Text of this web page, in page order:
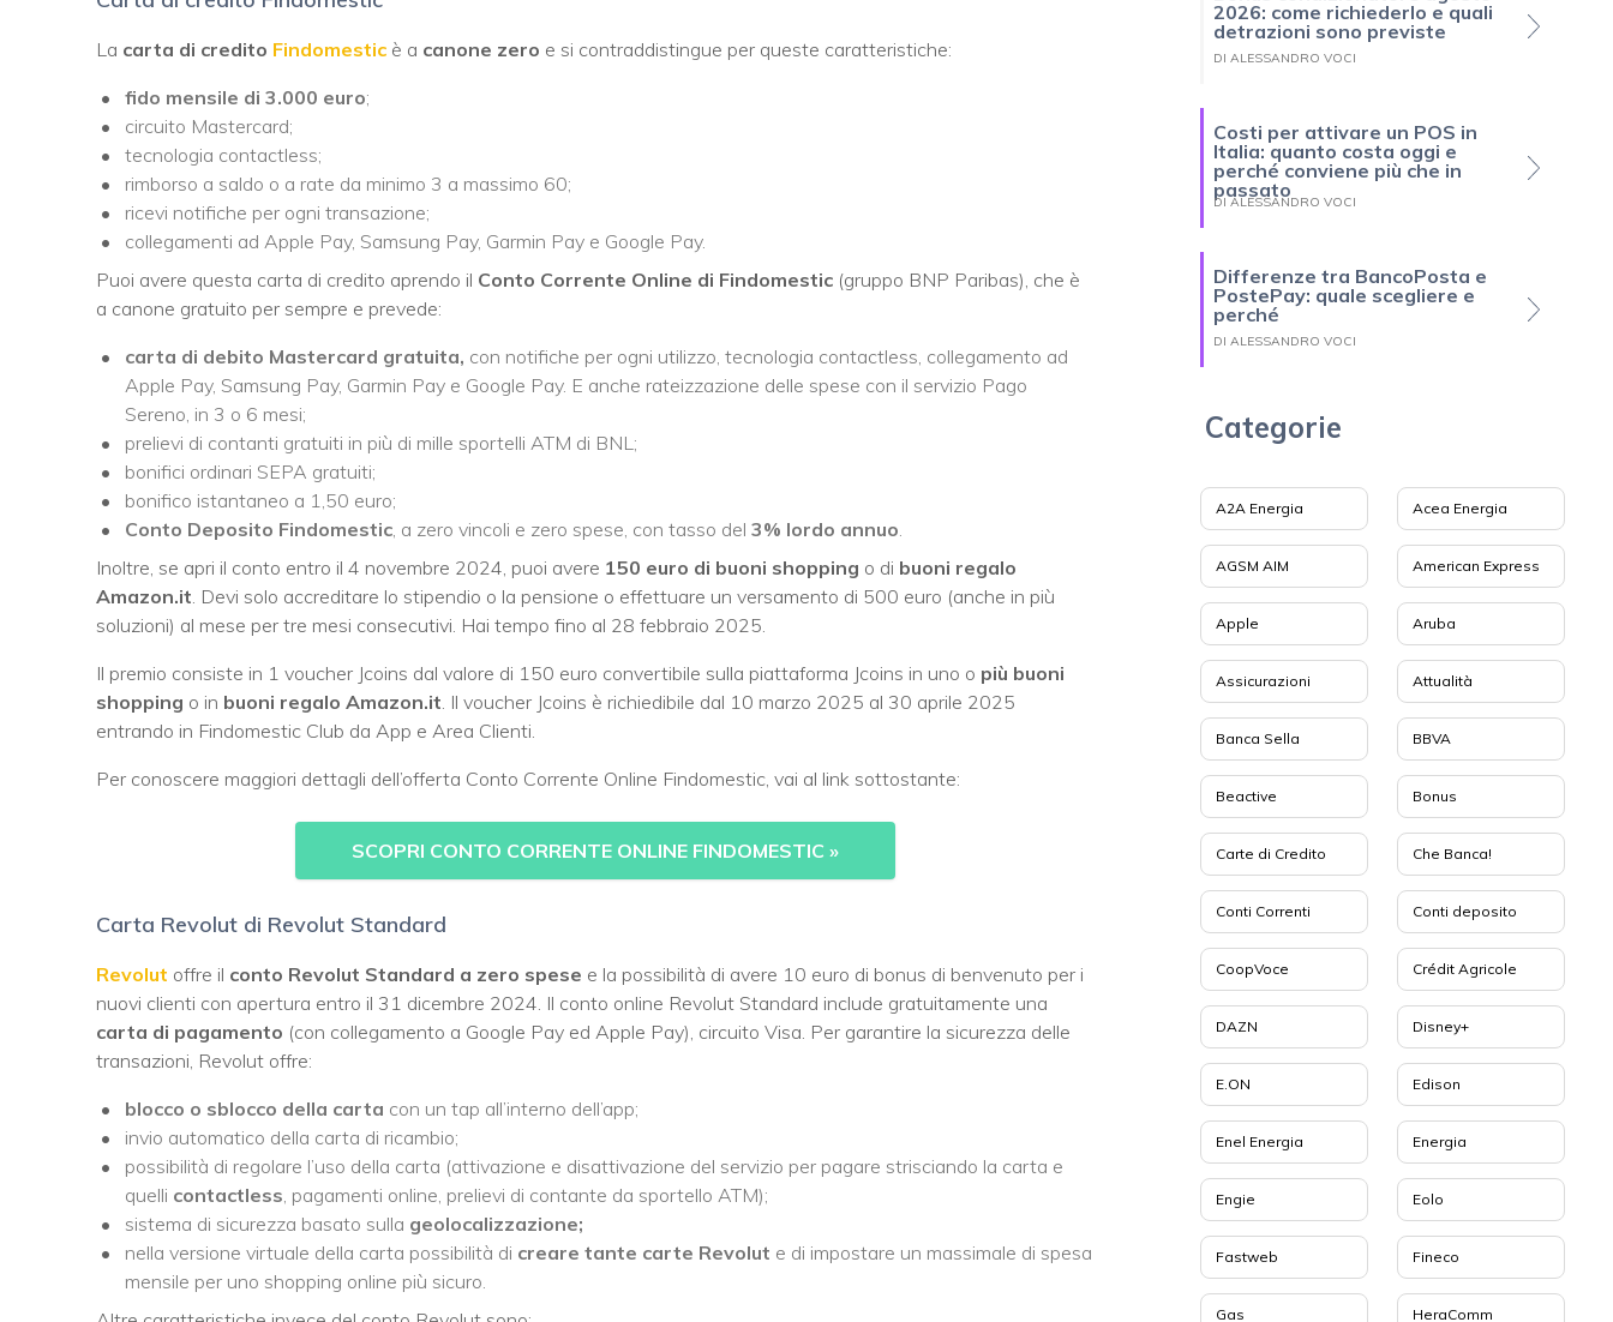
La carta di credito Findomestic è a canone zero e si contraddistingue per queste caratteristiche:
fido mensile di 3.000 euro;
circuito Mastercard;
tecnologia contactless;
rimborso a saldo o a rate da minimo 3 a massimo 60;
ricevi notifiche per ogni transazione;
collegamenti ad Apple Pay, Samsung Pay, Garmin Pay e Google Pay.
Puoi avere questa carta di credito aprendo il Conto Corrente Online di Findomestic (gruppo BNP Paribas), che è
a canone gratuito per sempre e prevede:
carta di debito Mastercard gratuita, con notifiche per ogni utilizzo, tecnologia contactless, collegamento ad
Apple Pay, Samsung Pay, Garmin Pay e Google Pay. E anche rateizzazione delle spese con il servizio Pago
Sereno, in 3 o 6 mesi;
prelievi di contanti gratuiti in più di mille sportelli ATM di BNL;
bonifici ordinari SEPA gratuiti;
bonifico istantaneo a 1,50 euro;
Conto Deposito Findomestic , a zero vincoli e zero spese, con tasso del 3% lordo annuo
Inoltre, se apri il conto entro il 4 novembre 2024, puoi avere 150 euro di buoni shopping o di buoni regalo
Amazon.it . Devi solo accreditare lo stipendio o la pensione o effettuare un versamento di 500 euro (anche in più
soluzioni) al mese per tre mesi consecutivi. Hai tempo fino al 28 febbraio 2025.
Il premio consiste in 1 voucher Jcoins dal valore di 150 euro convertibile sulla piattaforma Jcoins in uno o più buoni
shopping o in buoni regalo Amazon.it . Il voucher Jcoins è richiedibile dal 10 marzo 2025 al 30 aprile 2025
entrando in Findomestic Club da App e Area Clienti.
Per conoscere maggiori dettagli dell’offerta Conto Corrente Online Findomestic, vai al link sottostante:
SCOPRI CONTO CORRENTE ONLINE FINDOMESTIC »
Carta Revolut di Revolut Standard
Revolut offre il conto Revolut Standard a zero spese e la possibilità di avere 10 euro di bonus di benvenuto per i
nuovi clienti con apertura entro il 31 dicembre 2024. Il conto online Revolut Standard include gratuitamente una
carta di pagamento (con collegamento a Google Pay ed Apple Pay), circuito Visa. Per garantire la sicurezza delle
transazioni, Revolut offre:
blocco o sblocco della carta con un tap all’interno dell’app;
invio automatico della carta di ricambio;
possibilità di regolare l’uso della carta (attivazione e disattivazione del servizio per pagare strisciando la carta e
quelli contactless , pagamenti online, prelievi di contante da sportello ATM);
sistema di sicurezza basato sulla geolocalizzazione;
nella versione virtuale della carta possibilità di creare tante carte Revolut e di impostare un massimale di spesa
mensile per uno shopping online più sicuro.
2026: come richiederlo e quali
detrazioni sono previste
DI ALESSANDRO VOCI
Costi per attivare un POS in
Italia: quanto costa oggi e
perché conviene più che in
passato
DI ALESSANDRO VOCI
Differenze tra BancoPosta e
PostePay: quale scegliere e
perché
DI ALESSANDRO VOCI
Categorie
A2A Energia Acea Energia
AGSM AIM American Express
Apple Aruba
Assicurazioni Attualità
Banca Sella BBVA
Beactive Bonus
Carte di Credito Che Banca!
Conti Correnti Conti deposito
CoopVoce Crédit Agricole
DAZN Disney+
E.ON Edison
Enel Energia Energia
Engie Eolo
Fastweb Fineco
Gas HeraComm